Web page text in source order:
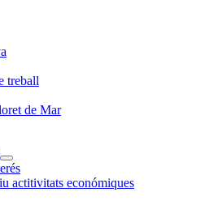
treball
de Mar
actitivitats económiques